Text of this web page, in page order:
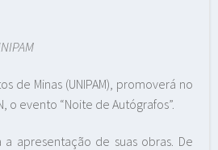
de Minas (UNIPAM), promoverá no
o evento “Noite de Autógrafos”.
apresentação de suas obras. De